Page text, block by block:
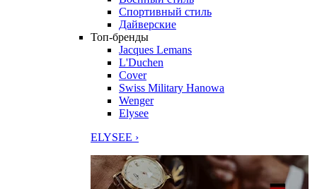
Спортивный стиль
Дайверские
Топ-бренды
Jacques Lemans
L'Duchen
Cover
Swiss Military Hanowa
Wenger
Elysee
ELYSEE ›